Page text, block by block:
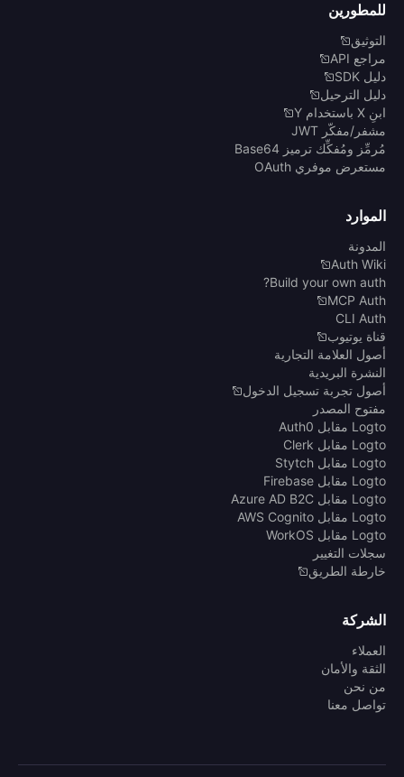
للمطورين
التوثيق
مراجع API
دليل SDK
دليل الترحيل
ابنِ X باستخدام Y
مشفر/مفكّر JWT
مُرمِّز ومُفكِّك ترميز Base64
مستعرض موفري OAuth
الموارد
المدونة
Auth Wiki
Build your own auth?
MCP Auth
CLI Auth
قناة يوتيوب
أصول العلامة التجارية
النشرة البريدية
أصول تجربة تسجيل الدخول
مفتوح المصدر
Logto مقابل Auth0
Logto مقابل Clerk
Logto مقابل Stytch
Logto مقابل Firebase
Logto مقابل Azure AD B2C
Logto مقابل AWS Cognito
Logto مقابل WorkOS
سجلات التغيير
خارطة الطريق
الشركة
العملاء
الثقة والأمان
من نحن
تواصل معنا